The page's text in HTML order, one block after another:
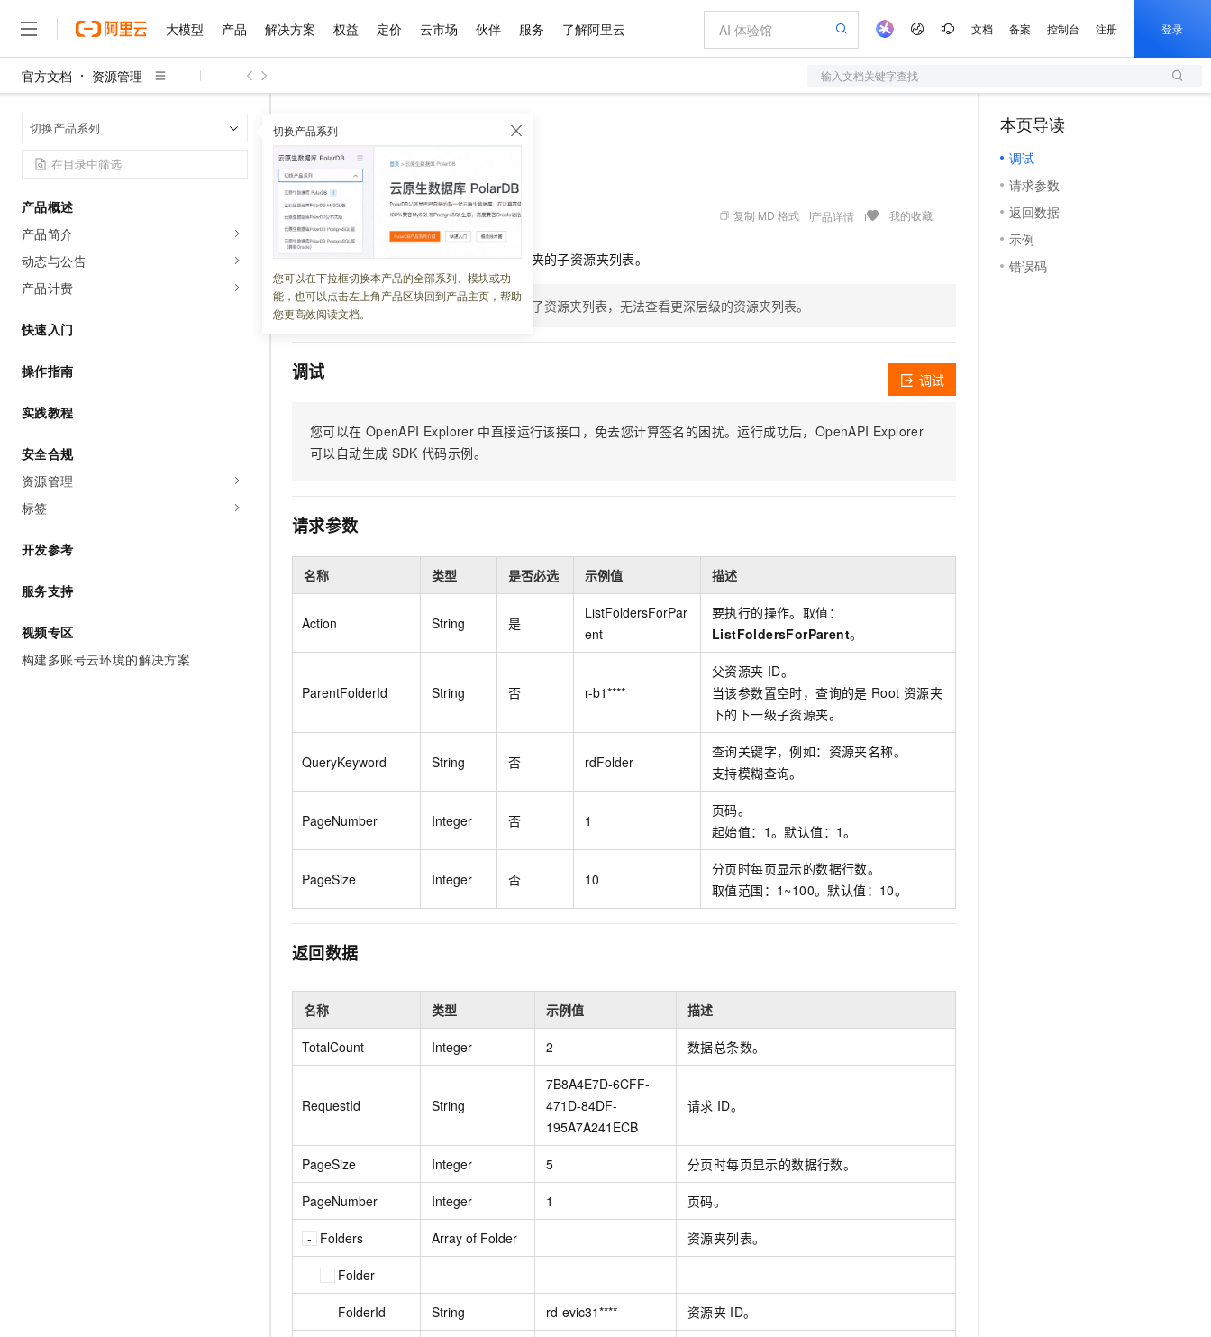
大模型 产品 解决方案 权益 定价 云市场 伙伴 服务 了解阿里云 文档 备案 控制台 注册 登录
官方文档 资源管理 输入文档关键字查找
切换产品系列 切换产品系列
您可以在下拉框切换本产品的全部系列、模块或功
能，也可以点击左上角产品区块回到产品主页，帮助
您更高效阅读文档。
产品概述
产品简介
动态与公告
产品计费
快速入门
操作指南
实践教程
安全合规
资源管理
标签
开发参考
服务支持
视频专区
构建多账号云环境的解决方案
ListFoldersForParent
更新时间： 2021-12-09 02:01:50 复制 MD 格式 产品详情 我的收藏
查询指定资源夹的子资源夹列表。
说明 只能查看指定资源夹下一级的子资源夹列表，无法查看更深层级的资源夹列表。
调试
您可以在 OpenAPI Explorer 中直接运行该接口，免去您计算签名的困扰。运行成功后，OpenAPI Explorer
可以自动生成 SDK 代码示例。
调试
请求参数
名称 类型 是否必选 示例值 描述
Action String 是
ListFoldersForPar
ent
要执行的操作。取值：
ListFoldersForParent。
ParentFolderId String 否 r-b1****
父资源夹 ID。
当该参数置空时，查询的是 Root 资源夹
下的下一级子资源夹。
QueryKeyword String 否 rdFolder
查询关键字，例如：资源夹名称。
支持模糊查询。
PageNumber Integer 否 1
页码。
起始值：1。默认值：1。
PageSize Integer 否 10
分页时每页显示的数据行数。
取值范围：1~100。默认值：10。
返回数据
名称 类型 示例值 描述
TotalCount Integer 2 数据总条数。
RequestId String
7B8A4E7D-6CFF-
471D-84DF-
195A7A241ECB
请求 ID。
PageSize Integer 5 分页时每页显示的数据行数。
PageNumber Integer 1 页码。
Folders Array of Folder 资源夹列表。
Folder
FolderId String rd-evic31**** 资源夹 ID。
本页导读
调试
请求参数
返回数据
示例
错误码
大模型
大模型
文本生成
Qwen3.8-Max HOT
智能体时代全能旗舰模型 Kimi 最新旗舰模型，长程编程与推理利器 让文字生成流畅细腻的高质量视频
语音识别与合成
Qwen3-TTS-Flash
千问AI平台-Token Plan
千问AI平台-模型体验
在线体验全尺寸、多种模态的模型效果
Happy 系列大模型
新一代 AI 视频生成模型，深度适配广告营销等场景
大模型服务平台百炼-智能体
灵活可视化地构建企业级 Agent
人工智能平台 PAI
AI Native 的算法工程平台，一站式完成建模、训练、推理服务部署
万有无界
企业级人与Agent协作平台，接入和调度多个数字员工
秒悟
云端极速 AI 应用创作平台
快速部署 Dify，高效搭建 AI 应用
10 分钟在聊天系统中增加一个 AI 助手 即刻拥有 DeepSeek-R1 满血版
多模态数据信息提取
超强辅助，Bolt.diy 一步搞定创意建站
产品
精选产品
人工智能与机器学习
安全
中间件
域名与网站
精选产品
大模型服务平台百炼
大模型服务与应用平台
千问大模型
多元化、高性能、安全可靠的大模型服务
无影云电脑
随时随地安全接入的云上超级电脑
云解析DNS
云原生大数据计算服务 MaxCompute
面向分析的企业级SaaS模式云数据仓库
域名与网站
对象存储 OSS
人工智能平台 PAI 大模型
一站式AI开发、训练和推理服务
Qoder CN
全托管，含MySQL、PostgreSQL、SQL Server、MariaDB多引擎
云原生数据库 PolarDB
云原生的云上边界网络安全防护产品
轻量应用服务器
数字证书管理服务（原SSL证书）
实现全站HTTPS，呈现可信的WEB访问
短信服务
解决方案
精选解决方案
AI
网络
可观测
上云与迁云
精选解决方案
千问办公，解锁你的工作新方式
企业级Agent产品，直接交付可用成果
Agency Agents：拥有专属领域专家
多领域专家智能体,一键组建 AI 虚拟交付团队
HappyHorse 打造一站式影视创作平台
快速拥有专属 OpenClaw
睿译宝，AI翻译排版一步到位
GLM-5.2：长任务时代开源旗舰模型
Hermes Agent，打造自进化智能体
自主进化，持久记忆，越用越聪明
Claude Code + GStack 打造工程团队
轻松解锁专属 DeepSeek-V4-Pro
低代码高效构建企业门户网站
一句话生成原生可编辑精美 PPT 文稿
输入一句话想法, 轻松生成专业的 PPT
一键部署幻兽帕鲁游戏服务器
一键购买专属联机服务器，轻松开启游戏
漫剧工坊：一站式动画创作平台
快速生产连贯的高质量长漫剧
权益 普惠上云
普惠上云 官方力荐
云服务器38元/年起，超值低价云产品抢先购
官方推荐返现计划
推荐新用户得奖励，单订单最高返9万
云工开物
高校专属算力普惠，学生认证享300元代金券
免费试用
解决方案免费试用 新老同享
最高领取价值200元试用点，立即开启云上创新
1亿+ 大模型 tokens 和 30+ 款产品免费体验
大模型ACA认证体验
AI 特惠
智启 AI 普惠权益
阿里云 OPC 创新助力计划
至高百万元 Token 补贴，加速一人公司成长
Token Plan 模型订阅计划
Qwen3.8-Max 首发尝鲜，限时加量 10 倍，夜间低至2折
千问办公，限时限量积分加倍 NEW
夜间 5 折，Qwen/Meoo/TokenPlan 客户专享
AI 场景体验
从图文生成到视频创作，一键激活电商全链路生产力
AI 建站
AI助力短剧漫剧创作，剧本、分镜、视频高效生成
AI智能应用，一键激活高效办公新体验
AI 活动
AI 生产力先锋
先锋实践拓展 AI 生产力的边界
飞天发布时刻
所见，即是所愿
AI 实训营
从基础到进阶，Agent 创客手把手教你
定价 产品定价
了解云产品的定价详情
云上成本管理
管理和优化成本
价格计算器
自助选配和估算价格
价格优势
推动算力普惠，释放技术红利
配置报价器
阿里云 OPC 创新助力计划
Token 补贴，五大权
益加速 OPC 成功
云市场 精选商城
网站建设
多端小程序
Salesforce 国际版订阅
友盟天域
观测云
Tuya 物联网平台阿里云版
电子合同
Tableau 订阅
AI空中课堂在线直播课堂（旗舰版）
生态解决方案
行业生态解决方案
开发者生态解决方案
AI 开发和 AI 应用解决方案
数据与 API
数据集
手机三要素
身份实名认证
短信
OCR 文字识别
发票查验
财税管理
400电话
广告营销
基础软件
全能环境
Red Hat
模板建站
定制建站
模板小程序
定制小程序
APP 开发
建站系统
专业服务
公司注册
上云迁移
伙伴 成为销售伙伴
分销伙伴
咨询伙伴
销售伙伴合作计划
Salesforce On Alibaba Cloud
Consulting Partner 合作计划
AI 大模型销售与服务生态合作计划
成为产品伙伴
产品生态集成认证中心
产品生态伙伴
产品生态伙伴工作台
产品伙伴合作计划
Salesforce On Alibaba Cloud ISV 合作
计划
服务伙伴合作计划
Al MaaS 服务伙伴赋能合作
伙伴信用分合作计划
更多支持
合作伙伴培训与认证
服务 售前咨询
在线服务
售后服务
自助服务
工单服务
短信专区
企业增值服务
企业支持计划
专家技术服务
企业增值服务台
企业成长
服务实践
阿里云认证 开发者社区
镜像站
了解阿里云 为什么选择阿里云
什么是云计算
技术领先
稳定可靠
安全合规
分析师报告
研究报告与白皮书
云开发大赛
入门学习赛
最佳实践
云上春晚
云上奥运之旅
云栖战略参考
云上的中国
看见新力量
金融模力时刻
市场活动 加入我们
校园招聘